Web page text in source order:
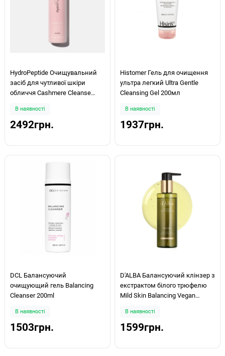
HydroPeptide Очищувальний
засіб для чутливої шкіри
обличчя Cashmere Cleanse
В наявності
2492грн.
Histomer Гель для очищення
ультра легкий Ultra Gentle
Cleansing Gel 200мл
В наявності
1937грн.
DCL Балансуючий
очищующий гель Balancing
Cleanser 200ml
В наявності
1503грн.
D'ALBA Балансуючий клінзер з
екстрактом білого трюфелю
Mild Skin Balancing Vegan
В наявності
1599грн.